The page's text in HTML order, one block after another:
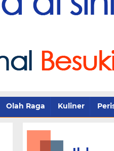
Olah Raga Kuliner